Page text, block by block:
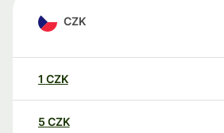
CZK
1 CZK
5 CZK